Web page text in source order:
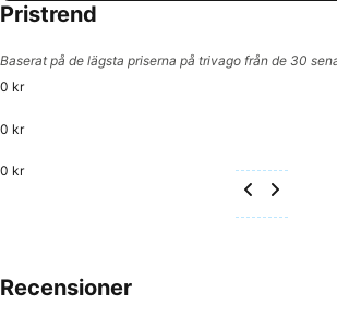
Pristrend
Baserat på de lägsta priserna på trivago från de 30
0 kr
0 kr
0 kr
Recensioner